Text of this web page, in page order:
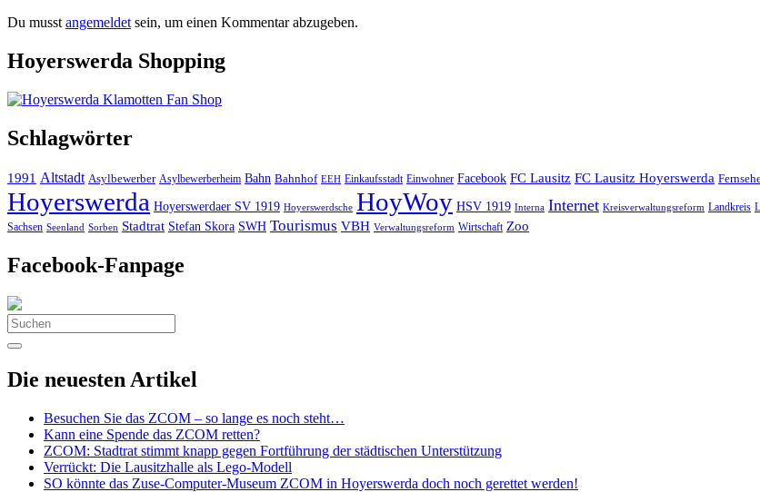
Du musst angemeldet sein, um einen Kommentar abzugeben.
Hoyerswerda Shopping
Schlagwörter
1991 Altstadt Asylbewerber Asylbewerberheim Bahn Bahnhof EEH Einkaufsstadt Einwohner Facebook FC Lausitz FC Lausitz Hoyerswerda
Hoyerswerda Hoyerswerdaer SV 1919 Hoyerswerdsche HoyWoy HSV 1919 Interna Internet Kreisverwaltungsreform Landkreis
Sachsen Seenland Sorben Stadtrat Stefan Skora SWH Tourismus VBH Verwaltungsreform Wirtschaft Zoo
Facebook-Fanpage
Search
for:
Die neuesten Artikel
Besuchen Sie das ZCOM – so lange es noch steht…
Kann eine Spende das ZCOM retten?
ZCOM: Stadtrat stimmt knapp gegen Fortführung der städtischen Unterstützung
Verrückt: Die Lausitzhalle als Lego-Modell
SO könnte das Zuse-Computer-Museum ZCOM in Hoyerswerda doch noch gerettet werden!